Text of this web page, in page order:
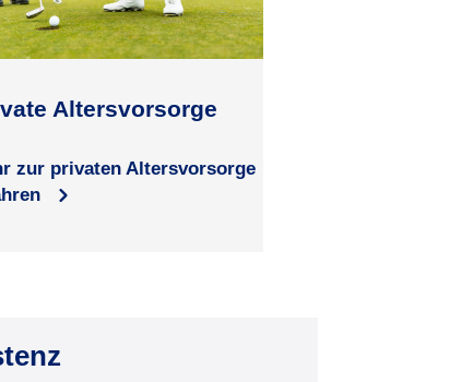
Altersvorsorge
zur privaten Altersvorsorge